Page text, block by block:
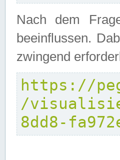
Nach dem
beeinflussen.
zwingend
https://
/
8dd8-